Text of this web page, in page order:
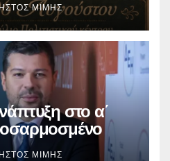
ΜΊΜΗΣ
στο α΄
δισ.
ΜΊΜΗΣ